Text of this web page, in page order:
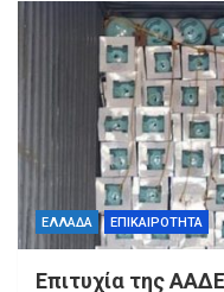
ΕΛΛΑΔΑ ΕΠΙΚΑΙΡΟΤΗΤΑ
Επιτυχία της